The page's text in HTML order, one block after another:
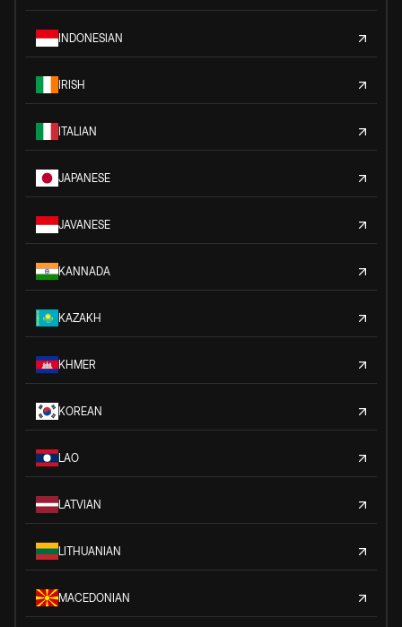
INDONESIAN
IRISH
ITALIAN
JAPANESE
JAVANESE
KANNADA
KAZAKH
KHMER
KOREAN
LAO
LATVIAN
LITHUANIAN
MACEDONIAN